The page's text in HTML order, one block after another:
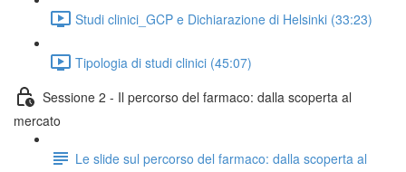
Studi clinici_GCP e Dichiarazione di Helsinki (33:23)
Tipologia di studi clinici (45:07)
Sessione 2 - Il percorso del farmaco: dalla scoperta al
mercato
Le slide sul percorso del farmaco: dalla scoperta al